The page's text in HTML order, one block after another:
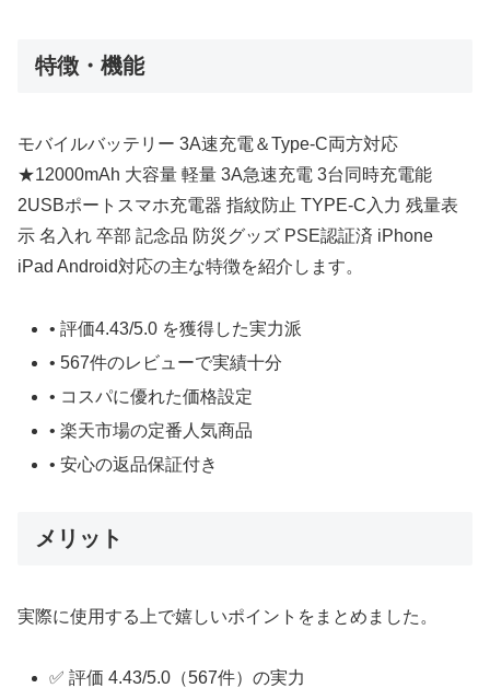
特徴・機能
モバイルバッテリー 3A速充電＆Type-C両方対応
★12000mAh 大容量 軽量 3A急速充電 3台同時充電能
2USBポートスマホ充電器 指紋防止 TYPE-C入力 残量表
示 名入れ 卒部 記念品 防災グッズ PSE認証済 iPhone
iPad Android対応の主な特徴を紹介します。
• 評価4.43/5.0 を獲得した実力派
• 567件のレビューで実績十分
• コスパに優れた価格設定
• 楽天市場の定番人気商品
• 安心の返品保証付き
メリット
実際に使用する上で嬉しいポイントをまとめました。
✅ 評価 4.43/5.0（567件）の実力